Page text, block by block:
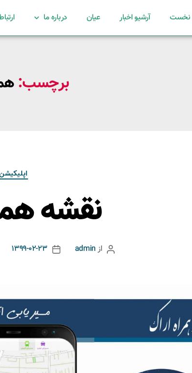
نخست آرشیو اخبار عیان درباره ما
برچسب:
نقشه
از admin
1399-02-23